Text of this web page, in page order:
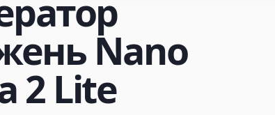
Nano
2 Lite